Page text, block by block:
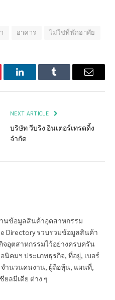
อาคาร ไม่ใช่ที่พักอาศัย
LinkedInTumblr Email
NEXT ARTICLE
บริษัท วีบริง อินเตอร์เทรดดิ้ง
จำกัด
นข้อมูลสินค้าอุตสาหกรรม
Directory รวบรวมข้อมูลสินค้า
จอุตสาหกรรมไว้อย่างครบครัน
นิคมฯ ประเภทธุรกิจ, ที่อยู่, เบอร์
ำนวนคนงาน, ผู้ถือหุ้น, แผนที่,
ยลมีเดีย ต่าง ๆ